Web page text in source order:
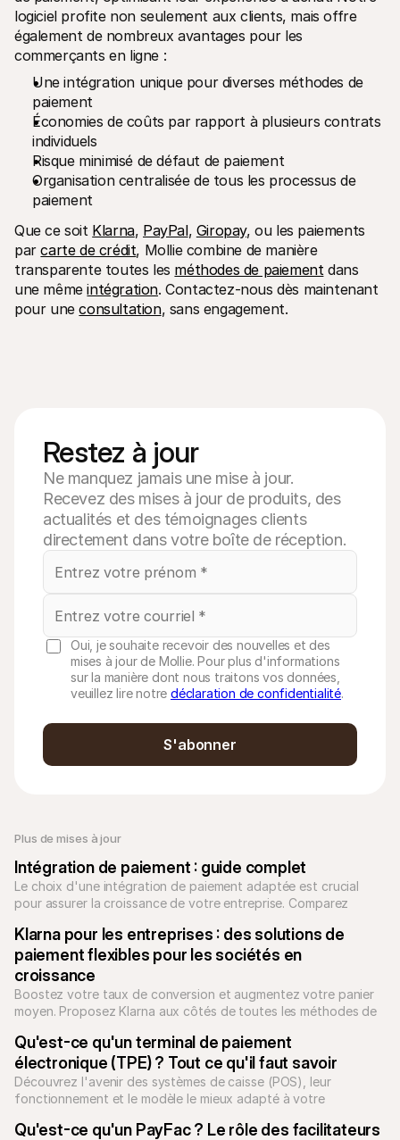
logiciel profite non seulement aux clients, mais offre
également de nombreux avantages pour les
commerçants en ligne :
Une intégration unique pour diverses méthodes de
paiement
Économies de coûts par rapport à plusieurs contrats
individuels
Risque minimisé de défaut de paiement
Organisation centralisée de tous les processus de
paiement
Que ce soit Klarna, PayPal, Giropay, ou les paiements
par carte de crédit, Mollie combine de manière
transparente toutes les méthodes de paiement dans
une même intégration. Contactez-nous dès maintenant
pour une consultation, sans engagement.
Plus de mises à jour
Intégration de paiement : guide complet
Le choix d'une intégration de paiement adaptée est crucial
pour assurer la croissance de votre entreprise. Comparez
Klarna pour les entreprises : des solutions de
paiement flexibles pour les sociétés en
croissance
Boostez votre taux de conversion et augmentez votre panier
moyen. Proposez Klarna aux côtés de toutes les méthodes de
aujourd'hui.
Qu'est-ce qu'un terminal de paiement
électronique (TPE) ? Tout ce qu'il faut savoir
Découvrez l'avenir des systèmes de caisse (POS), leur
fonctionnement et le modèle le mieux adapté à votre
Qu'est-ce qu'un PayFac ? Le rôle des facilitateurs
Restez à jour
Ne manquez jamais une mise à jour.
Recevez des mises à jour de produits, des
actualités et des témoignages clients
directement dans votre boîte de réception.
Oui, je souhaite recevoir des nouvelles et des
mises à jour de Mollie. Pour plus d'informations
sur la manière dont nous traitons vos données,
veuillez lire notre déclaration de confidentialité.
S'abonner